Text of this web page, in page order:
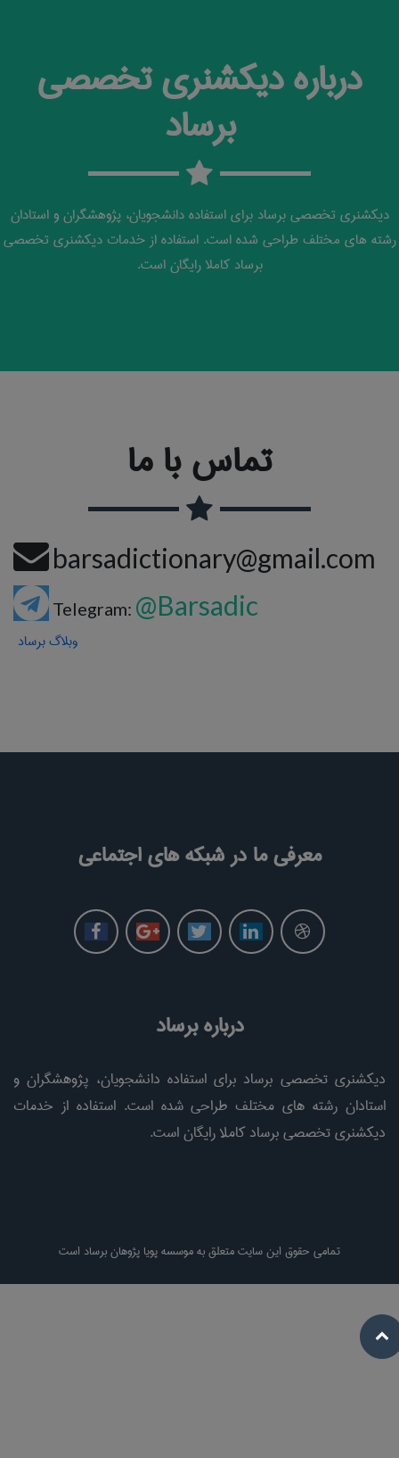
درباره دیکشنری تخصصی
برساد
دیکشنری تخصصی برساد برای استفاده دانشجویان، پژوهشگران و استادان
رشته های مختلف طراحی شده است. استفاده از خدمات دیکشنری تخصصی
برساد کاملا رایگان است.
تماس با ما
barsadictionary@gmail.com
Telegram: @Barsadic
وبلاگ برساد
معرفی ما در شبکه های اجتماعی
درباره برساد
دیکشنری تخصصی برساد برای استفاده دانشجویان، پژوهشگران و
استادان رشته های مختلف طراحی شده است. استفاده از خدمات
دیکشنری تخصصی برساد کاملا رایگان است.
تمامی حقوق این سایت متعلق به موسسه پویا پژوهان برساد است